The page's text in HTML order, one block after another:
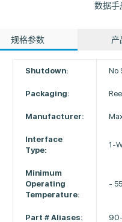
数据手
规格参数 产
Shutdown: No
Packaging: Reel
Manufacturer:
Interface
Type:
1-
Minimum
Operating
Temperature:
-
Part # Aliases: